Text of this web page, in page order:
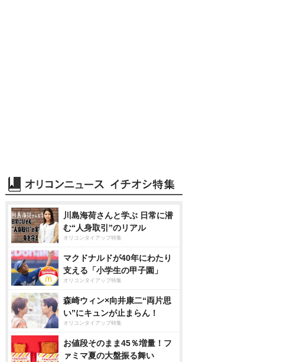
川島海荷さんと学ぶ 日常に潜
む“人身取引”のリアル
オリコンタイアップ特集
マクドナルドが40年にわたり
支える「小学生の甲子園」
オリコンタイアップ特集
森崎ウィン×向井康二“両片思
い”にキュンが止まらん！
オリコンタイアップ特集
お値段そのまま45％増量！フ
ァミマ夏の大盤振る舞い